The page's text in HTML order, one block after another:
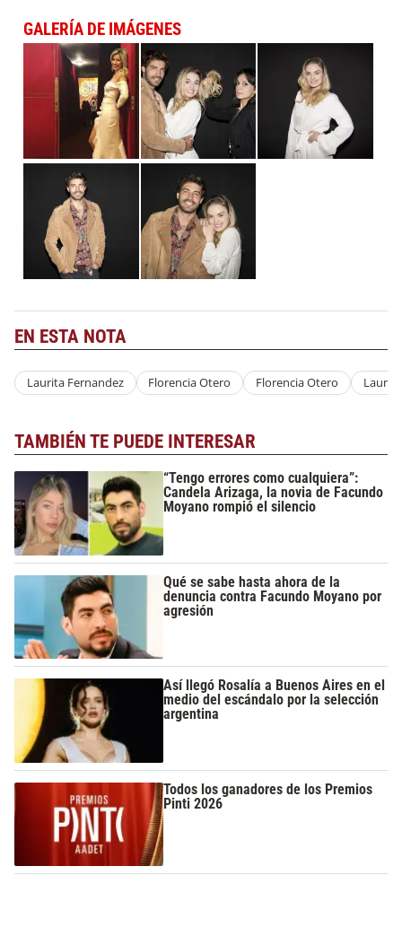
GALERÍA DE IMÁGENES
EN ESTA NOTA
Laurita Fernandez Florencia Otero Florencia Otero
TAMBIÉN TE PUEDE INTERESAR
“Tengo errores como cualquiera”:
Candela Arizaga, la novia de Facundo
Moyano rompió el silencio
Qué se sabe hasta ahora de la
denuncia contra Facundo Moyano por
agresión
Así llegó Rosalía a Buenos Aires en el
medio del escándalo por la selección
argentina
Todos los ganadores de los Premios
Pinti 2026